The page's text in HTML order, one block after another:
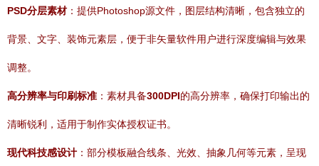
PSD分层素材：提供Photoshop源文件，图层结构清晰，包含独立的
背景、文字、装饰元素层，便于非矢量软件用户进行深度编辑与效果
调整。
高分辨率与印刷标准 ：素材具备300DPI的高分辨率，确保打印输出的
清晰锐利，适用于制作实体授权证书。
现代科技感设计 ：部分模板融合线条、光效、抽象几何等元素，呈现